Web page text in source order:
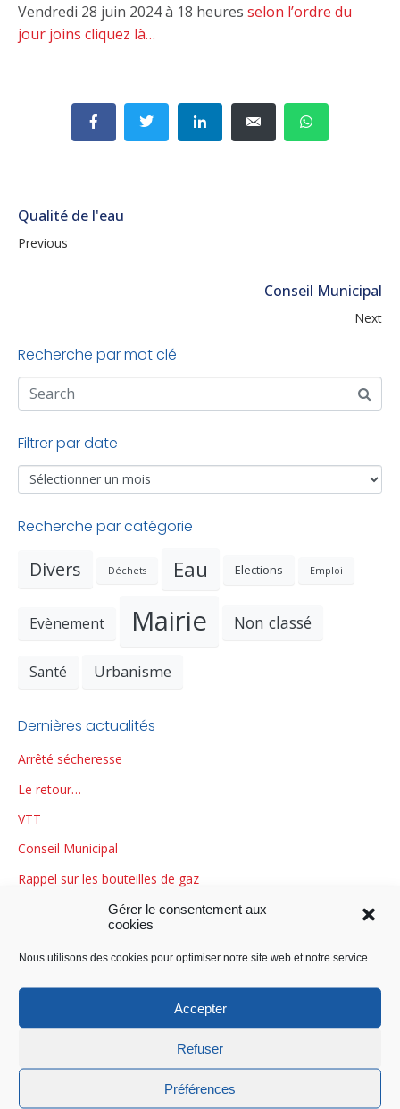
Gérer le consentement aux
cookies
Nous utilisons des cookies pour optimiser notre site web et notre service.
Accepter
Refuser
Préférences
Vendredi 28 juin 2024 à 18 heures selon l’ordre du
jour joins cliquez là…
Qualité de l'eau
Previous
Conseil Municipal
Next
Recherche par mot clé
Filtrer par date
Recherche par catégorie
Divers Déchets Eau Elections Emploi
Evènement Mairie Non classé
Santé Urbanisme
Dernières actualités
Arrêté sécheresse
Le retour…
VTT
Conseil Municipal
Rappel sur les bouteilles de gaz